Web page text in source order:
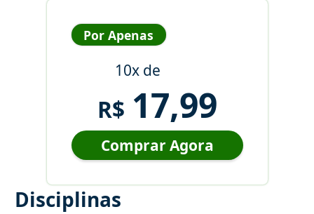
Por Apenas
10x de
R$ 17,99
Comprar Agora
Disciplinas